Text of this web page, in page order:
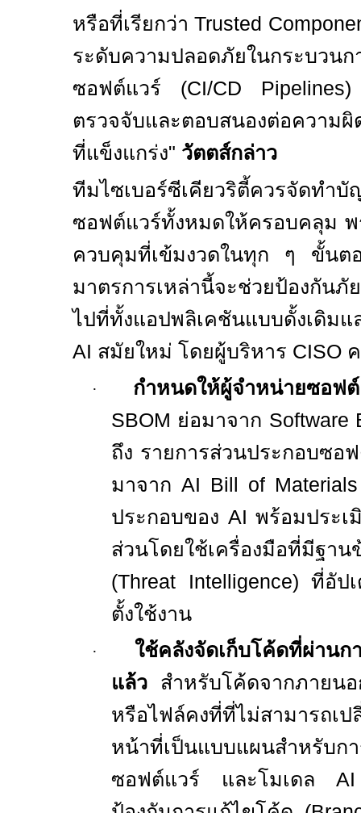
หรือที่เรียกว่าTrusted
ระดับความปลอดภัยในกระบวนก
ซอฟต์แวร์ (CI/CD
ตรวจจับและตอบสนองต่อความผิ
ที่แข็งแกร่ง" วัตตส์กล่าว
ทีมไซเบอร์ซีเคียวริตี้ควรจัดทำ
ซอฟต์แวร์ทั้งหมดให้ครอบคลุม
ควบคุมที่เข้มงวดในทุก ๆ ขั้นต
มาตรการเหล่านี้จะช่วยป้องกันภั
ไปที่ทั้งแอปพลิเคชันแบบดั้งเดิมแ
AI สมัยใหม่ โดยผู้บริหาร CISO
·
กำหนดให้ผู้จำหน่ายซอฟต์
SBOM ย่อมาจาก Software
ถึง รายการส่วนประกอบซอ
มาจาก AI Bill of
ประกอบของ AI พร้อมประเ
ส่วนโดยใช้เครื่องมือที่มีฐา
(Threat Intelligence)ที่อัป
ตั้งใช้งาน
·
ใช้คลังจัดเก็บโค้ดที่ผ่านก
แล้ว สำหรับโค้ดจากภายน
หรือไฟล์คงที่ที่ไม่สามารถ
หน้าที่เป็นแบบแผนสำหรับก
ซอฟต์แวร์ และโมเดล